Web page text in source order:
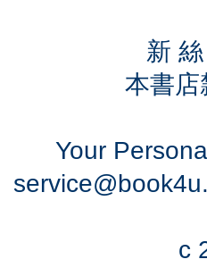
新
本書店
Your
c